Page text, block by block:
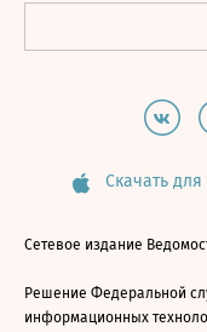
Скачать для
Сетевое издание
Решение Федеральной
информационных